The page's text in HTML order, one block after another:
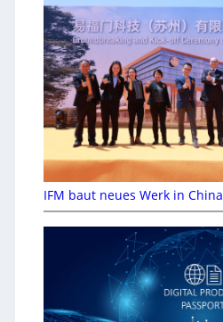
IFM baut neues Werk in China